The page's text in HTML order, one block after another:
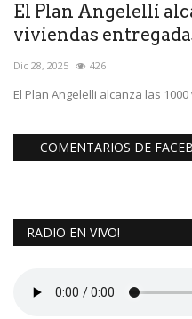
El Plan Angelelli
viviendas
Dic 28, 2025 426
El Plan Angelelli alcanza las
COMENTARIOS DE
RADIO EN VIVO!